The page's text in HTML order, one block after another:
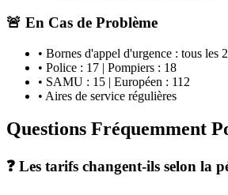
🚨 En Cas de Problème
• Bornes d'appel d'urgence : tous les
• Police : 17 | Pompiers : 18
• SAMU : 15 | Européen : 112
• Aires de service régulières
Questions Fréquemment
❓ Les tarifs changent-ils selon la